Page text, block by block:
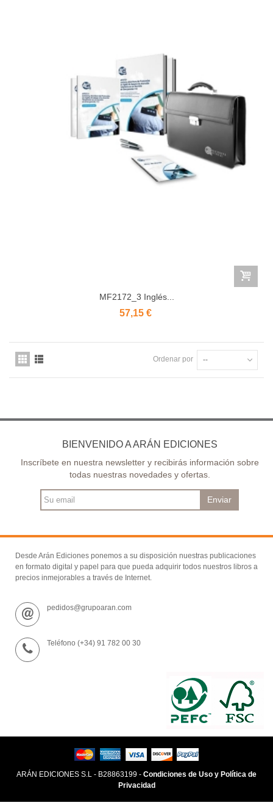
MF2172_3 Inglés...
57,15 €
Ordenar por --
BIENVENIDO A ARÁN EDICIONES
Inscríbete en nuestra newsletter y recibirás información sobre
todas nuestras novedades y ofertas.
Enviar
Desde Arán Ediciones ponemos a su disposición nuestras publicaciones
en formato digital y papel para que pueda adquirir todos nuestros libros a
precios inmejorables a través de Internet.
pedidos@grupoaran.com
Teléfono (+34) 91 782 00 30
ARÁN EDICIONES S.L - B28863199 - Condiciones de Uso y Política de
Privacidad